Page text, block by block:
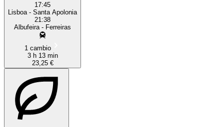
17:45
Lisboa - Santa Apolonia
21:38
Albufeira - Ferreiras
1 cambio
3 h 13 min
23,25 €